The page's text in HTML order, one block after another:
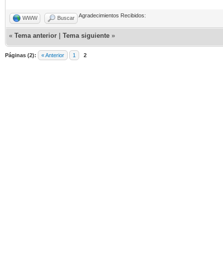
WWW Buscar Agradecimientos Recibidos:
« Tema anterior Tema siguiente »
Páginas (2): « Anterior 1 2